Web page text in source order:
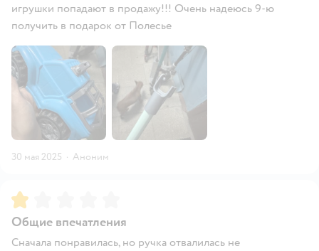
игрушки попадают в продажу!!! Очень надеюсь 9-ю
получить в подарок от Полесье
30 мая 2025 · Аноним
Рейтинг:
Общие впечатления
Сначала понравилась, но ручка отвалилась не